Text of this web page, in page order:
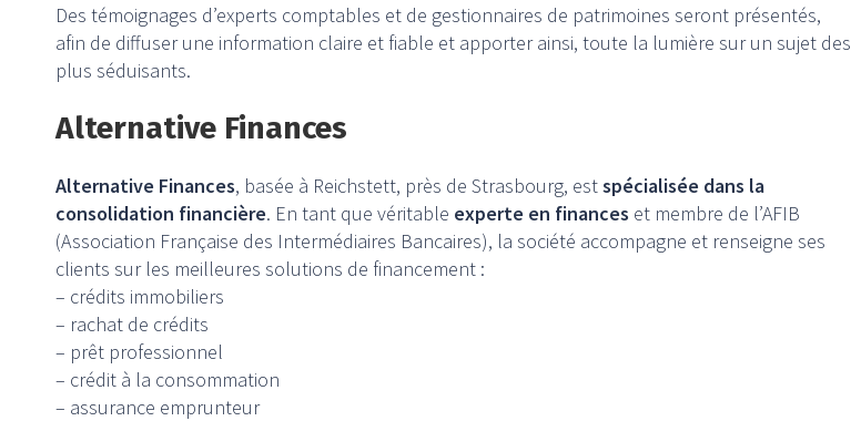
Des témoignages d’experts comptables et de gestionnaires de patrimoines seront présentés,
afin de diffuser une information claire et fiable et apporter ainsi, toute la lumière sur un sujet des
plus séduisants.
Alternative Finances
Alternative Finances, basée à Reichstett, près de Strasbourg, estspécialisée dans la
consolidation financière. En tant que véritable experte en finances et membre de l’AFIB
(Association Française des Intermédiaires Bancaires), la société accompagne et renseigne ses
clients sur les meilleures solutions de financement :
– crédits immobiliers
– rachat de crédits
– prêt professionnel
– crédit à la consommation
– assurance emprunteur